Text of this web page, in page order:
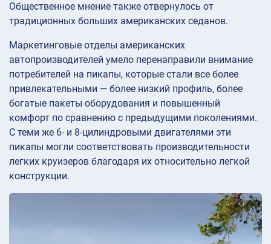
Общественное мнение также отвернулось от
традиционных больших американских седанов.
Маркетинговые отделы американских
автопроизводителей умело перенаправили внимание
потребителей на пикапы, которые стали все более
привлекательными — более низкий профиль, более
богатые пакеты оборудования и повышенный
комфорт по сравнению с предыдущими поколениями.
С теми же 6- и 8-цилиндровыми двигателями эти
пикапы могли соответствовать производительности
легких круизеров благодаря их относительно легкой
конструкции.